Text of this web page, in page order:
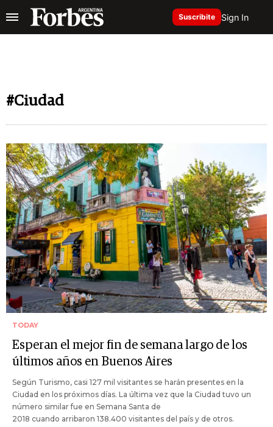
Suscribite Sign In
#Ciudad
TODAY
Esperan el mejor fin de semana largo de los
últimos años en Buenos Aires
Según Turismo, casi 127 mil visitantes se harán presentes en la
Ciudad en los próximos días. La última vez que la Ciudad tuvo un
número similar fue en Semana Santa de
2018 cuando arribaron 138.400 visitantes del país y de otros.